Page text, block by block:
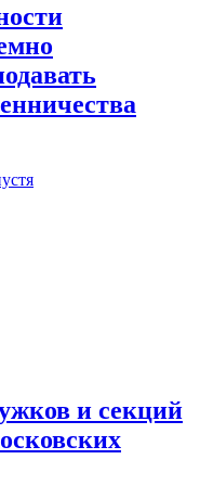
и секций